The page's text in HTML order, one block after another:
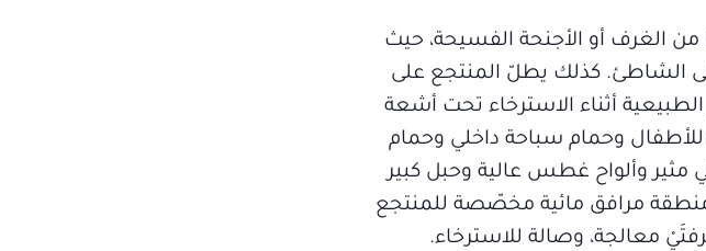
من الغرف أو الأجنحة الفسيحة، حيث
الشاطئ. كذلك يطلّ المنتجع على
أثناء الاسترخاء تحت أشعة
سباحة للأطفال وحمام سباحة داخلي وحمام
مثير وألواح غطس عالية وحبل كبير
مرافق مائية مخصّصة للمنتجع
معالجة، وصالة للاسترخاء.